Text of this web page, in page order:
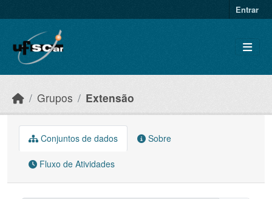
Entrar
Grupos Extensão
Conjuntos de dados Sobre
Fluxo de Atividades